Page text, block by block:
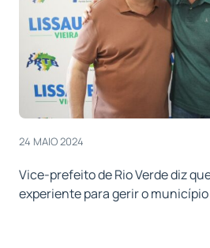
24 MAIO 2024
Vice-prefeito de Rio Verde diz
experiente para gerir o município